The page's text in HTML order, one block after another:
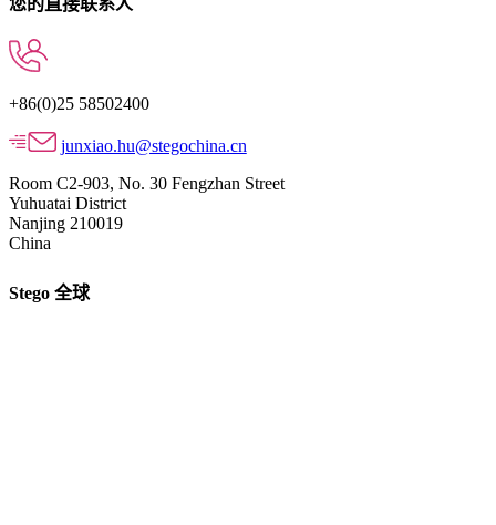
您的直接联系人
+86(0)25 58502400
junxiao.hu@stegochina.cn
Room C2-903, No. 30 Fengzhan Street
Yuhuatai District
Nanjing 210019
China
Stego 全球